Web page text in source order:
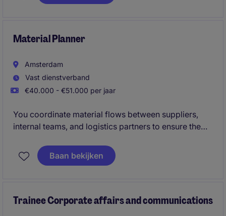
Material Planner
Amsterdam
Vast dienstverband
€40.000 - €51.000 per jaar
You coordinate material flows between suppliers,
internal teams, and logistics partners to ensure the
place. In this fast-paced international environment,
accuracy and proactive communication are key.
Baan bekijken
Trainee Corporate affairs and communications